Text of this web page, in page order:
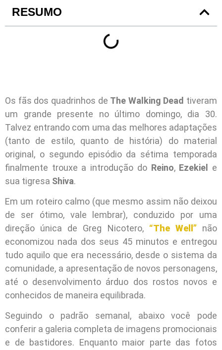
RESUMO
Os fãs dos quadrinhos de The Walking Dead tiveram
um grande presente no último domingo, dia 30.
Talvez entrando com uma das melhores adaptações
(tanto de estilo, quanto de história) do material
original, o segundo episódio da sétima temporada
finalmente trouxe a introdução do Reino, Ezekiel e
sua tigresa Shiva.
Em um roteiro calmo (que mesmo assim não deixou
de ser ótimo, vale lembrar), conduzido por uma
direção única de Greg Nicotero, “The Well”não
economizou nada dos seus 45 minutos e entregou
tudo aquilo que era necessário, desde o sistema da
comunidade, a apresentação de novos personagens,
até o desenvolvimento árduo dos rostos novos e
conhecidos de maneira equilibrada.
Seguindo o padrão semanal, abaixo você pode
conferir a galeria completa de imagens promocionais
e de bastidores. Enquanto maior parte das fotos